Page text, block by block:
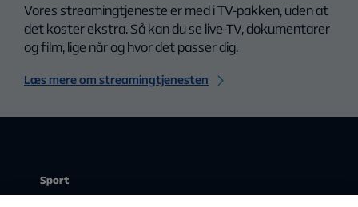
Vores streamingtjeneste er med i TV-pakken, uden at
det koster ekstra. Så kan du se live-TV, dokumentarer
og film, lige når og hvor det passer dig.
Læs mere om streamingtjenesten
Sport